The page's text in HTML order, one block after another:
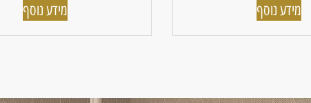
מידע נוסף מידע נוסף